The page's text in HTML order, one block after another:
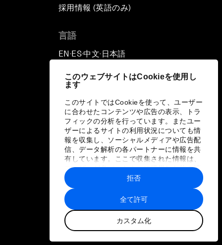
このウェブサイトはCookieを使用し
ます
このサイトではCookieを使って、ユーザー
に合わせたコンテンツや広告の表示、トラ
フィックの分析を行っています。またユー
ザーによるサイトの利用状況についても情
報を収集し、ソーシャルメディアや広告配
信、データ解析の各パートナーに情報を共
有しています。ここで収集された情報は、
ユーザーが各パートナーに提供した他の情
報や各パートナーのサービスを使用した際
に収集された情報と組み合わされ、各パー
トナーによって使用されることがありま
す。
全て許可
カスタム化
拒否
採用情報 (英語のみ)
言語
EN ▪ ES▪中文▪ 日本語